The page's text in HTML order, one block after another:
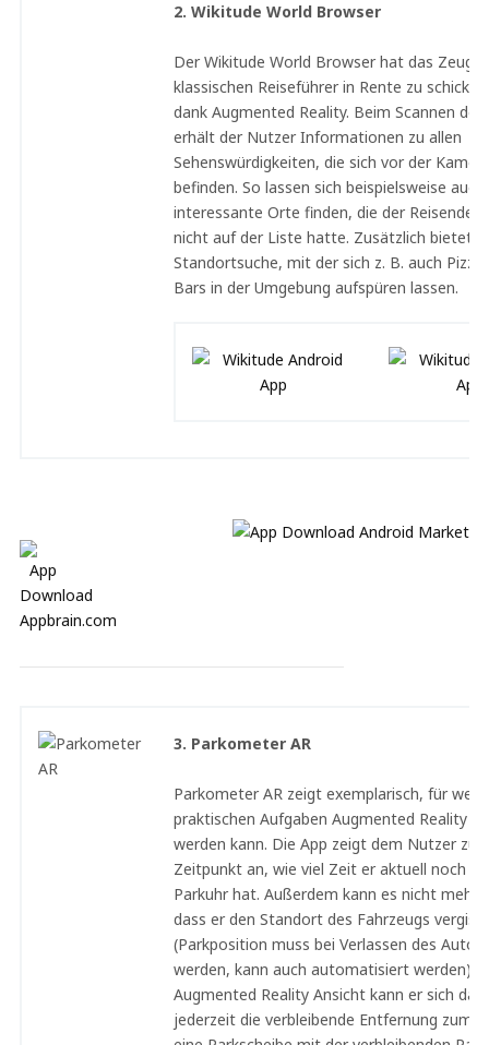
2. Wikitude World Browser
Der Wikitude World Browser hat das Zeug,
klassischen Reiseführer in Rente zu
dank Augmented Reality. Beim Scannen der
erhält der Nutzer Informationen zu allen
Sehenswürdigkeiten, die sich vor der
befinden. So lassen sich beispielsweise auch
interessante Orte finden, die der Reisende
nicht auf der Liste hatte. Zusätzlich bietet
Standortsuche, mit der sich z. B. auch
Bars in der Umgebung aufspüren lassen.
3. Parkometer AR
Parkometer AR zeigt exemplarisch, für
praktischen Aufgaben Augmented Reality
werden kann. Die App zeigt dem Nutzer zu
Zeitpunkt an, wie viel Zeit er aktuell noch
Parkuhr hat. Außerdem kann es nicht mehr
dass er den Standort des Fahrzeugs vergisst
(Parkposition muss bei Verlassen des
werden, kann auch automatisiert werden).
Augmented Reality Ansicht kann er sich
jederzeit die verbleibende Entfernung zum